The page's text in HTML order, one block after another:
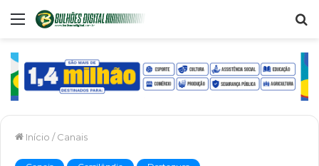
Menu
Início / Canais